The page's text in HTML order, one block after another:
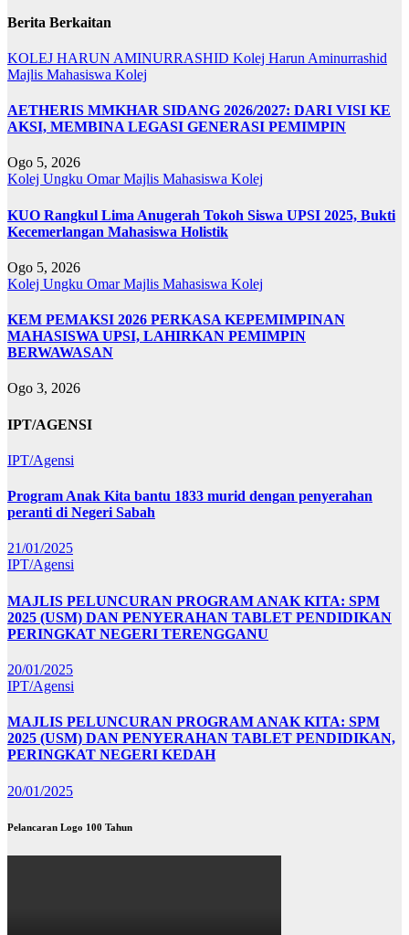
Berita Berkaitan
KOLEJ HARUN AMINURRASHID Kolej Harun Aminurrashid
Majlis Mahasiswa Kolej
AETHERIS MMKHAR SIDANG 2026/2027: DARI VISI KE
AKSI, MEMBINA LEGASI GENERASI PEMIMPIN
Ogo 5, 2026
Kolej Ungku OmarMajlis Mahasiswa Kolej
KUO Rangkul Lima Anugerah Tokoh Siswa UPSI 2025, Bukti
Kecemerlangan Mahasiswa Holistik
Ogo 5, 2026
Kolej Ungku OmarMajlis Mahasiswa Kolej
KEM PEMAKSI 2026 PERKASA KEPEMIMPINAN
MAHASISWA UPSI, LAHIRKAN PEMIMPIN
BERWAWASAN
Ogo 3, 2026
IPT/AGENSI
IPT/Agensi
Program Anak Kita bantu 1833 murid dengan penyerahan
peranti di Negeri Sabah
21/01/2025
IPT/Agensi
MAJLIS PELUNCURAN PROGRAM ANAK KITA: SPM
2025 (USM) DAN PENYERAHAN TABLET PENDIDIKAN
PERINGKAT NEGERI TERENGGANU
20/01/2025
IPT/Agensi
MAJLIS PELUNCURAN PROGRAM ANAK KITA: SPM
2025 (USM) DAN PENYERAHAN TABLET PENDIDIKAN,
PERINGKAT NEGERI KEDAH
20/01/2025
Pelancaran Logo 100 Tahun